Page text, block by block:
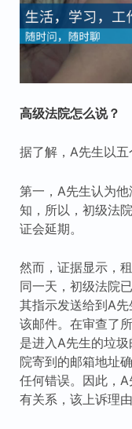
高级法院怎么说？
据了解，A先生以五
第一，A先生认为
知，所以，初级法
证会延期。
然而，证据显示，
同一天，初级法院
其指示发送给到A
该邮件。在审查了
是进入A先生的垃
院寄到的邮箱地址
任何错误。因此，
有关系，该上诉理由